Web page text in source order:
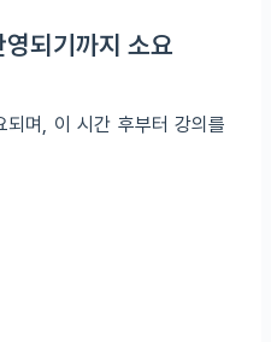
되기까지 소요
며, 이 시간 후부터 강의를